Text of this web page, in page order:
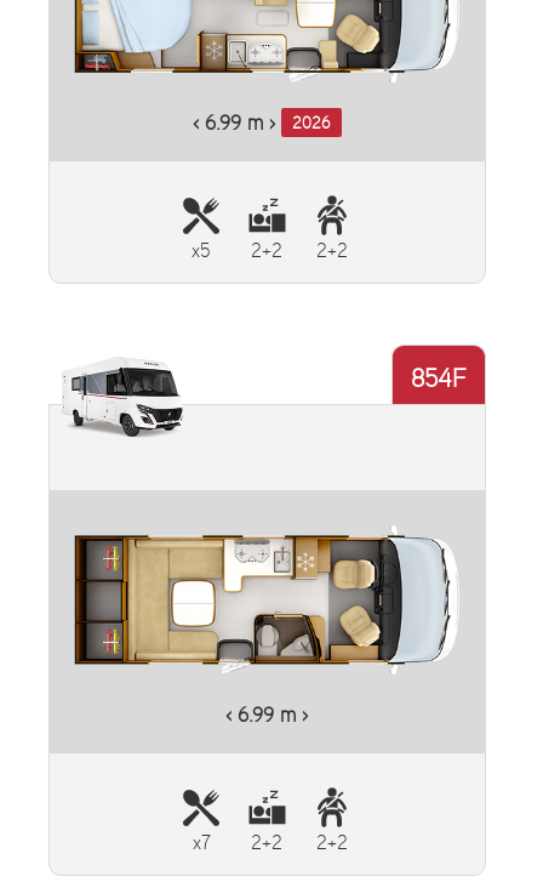
‹ 6.99 m › 2026
Plus d'informations
x5 2+2 2+2
854F
‹ 6.99 m ›
Plus d'informations
x7 2+2 2+2